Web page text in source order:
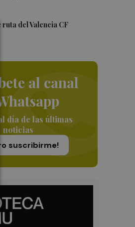
ruta del Valencia CF
al canal
Whatsapp
día de las últimas
noticias
suscribirme!